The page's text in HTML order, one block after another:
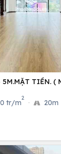
TIỀN. (
tr/m
2
· 20m